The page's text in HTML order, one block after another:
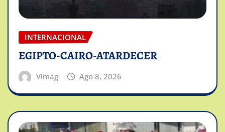
INTERNACIONAL
EGIPTO-CAIRO-ATARDECER
Vimag Ago 8, 2026